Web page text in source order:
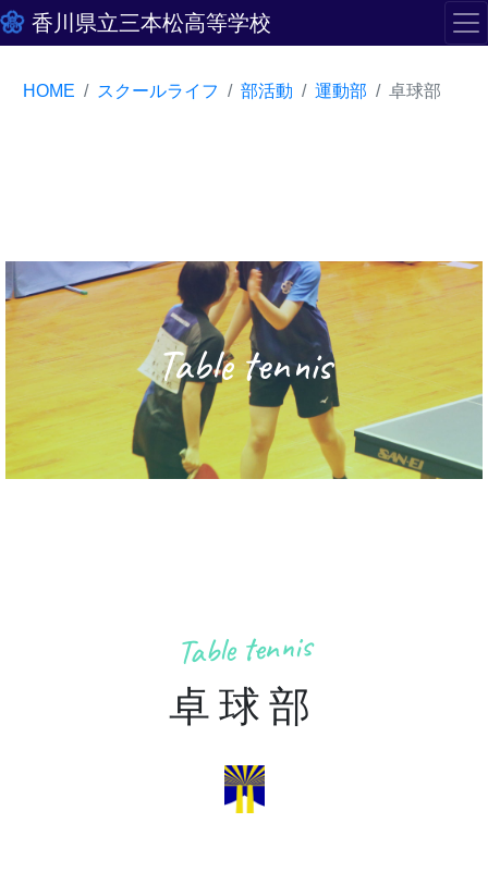
香川県立三本松高等学校
HOME スクールライフ 部活動 運動部 卓球部
Table tennis
Table tennis
卓球部